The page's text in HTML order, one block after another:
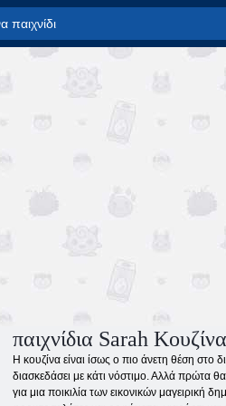
παιχνίδια Sarah Κουζίνα
Η κουζίνα είναι ίσως ο πιο άνετη θέση στο
διασκεδάσει με κάτι νόστιμο. Αλλά πρώτα
για μια ποικιλία των εικονικών μαγειρική